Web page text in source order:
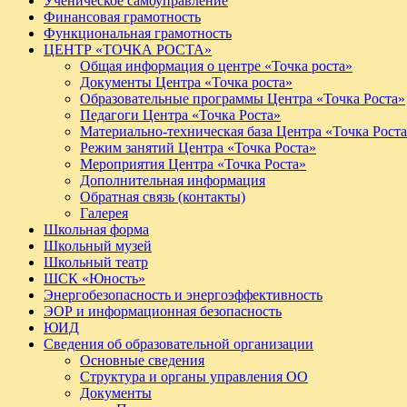
Финансовая грамотность
Функциональная грамотность
ЦЕНТР «ТОЧКА РОСТА»
Общая информация о центре «Точка роста»
Документы Центра «Точка роста»
Образовательные программы Центра «Точка Роста»
Педагоги Центра «Точка Роста»
Материально-техническая база Центра «Точка
Режим занятий Центра «Точка Роста»
Мероприятия Центра «Точка Роста»
Дополнительная информация
Обратная связь (контакты)
Галерея
Школьная форма
Школьный музей
Школьный театр
ШСК «Юность»
Энергобезопасность и энергоэффективность
ЭОР и информационная безопасность
ЮИД
Сведения об образовательной организации
Основные сведения
Структура и органы управления ОО
Документы